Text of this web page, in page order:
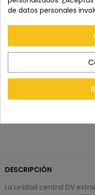
del pedido,
DESCRIPCIÓN
La unidad central DV
de datos personales